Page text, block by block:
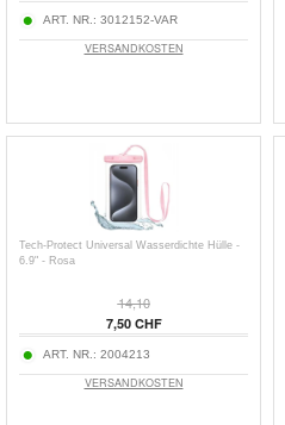
ART. NR.: 3012152-VAR
VERSANDKOSTEN
Tech-Protect Universal Wasserdichte Hülle -
6.9" - Rosa
14,10
7,50 CHF
ART. NR.: 2004213
VERSANDKOSTEN